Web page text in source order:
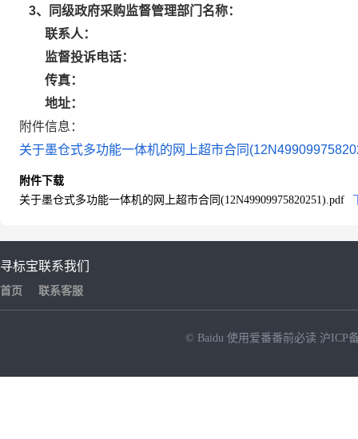
3、同级政府采购监督管理部门名称：
联系人：
监督投诉电话：
传真：
地址：
附件信息：
关于墨仓式多功能一体机的网上超市合同
附件下载
关于墨仓式多功能一体机的网上超市合同(12N49909975820251).pdf
寻标宝
首页
联系我们
联系客服
© Baidu 使用爱番番前必读 沪ICP